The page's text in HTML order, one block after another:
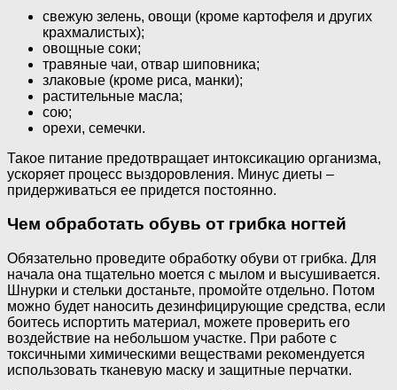
свежую зелень, овощи (кроме картофеля и других
крахмалистых);
овощные соки;
травяные чаи, отвар шиповника;
злаковые (кроме риса, манки);
растительные масла;
сою;
орехи, семечки.
Такое питание предотвращает интоксикацию организма,
ускоряет процесс выздоровления. Минус диеты –
придерживаться ее придется постоянно.
Чем обработать обувь от грибка ногтей
Обязательно проведите обработку обуви от грибка. Для
начала она тщательно моется с мылом и высушивается.
Шнурки и стельки достаньте, промойте отдельно. Потом
можно будет наносить дезинфицирующие средства, если
боитесь испортить материал, можете проверить его
воздействие на небольшом участке. При работе с
токсичными химическими веществами рекомендуется
использовать тканевую маску и защитные перчатки.